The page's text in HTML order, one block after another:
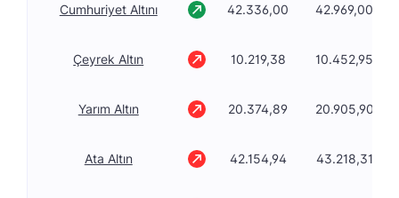
Cumhuriyet Altını 42.336,00 42.969,00
Çeyrek Altın 10.219,38 10.452,95
Yarım Altın 20.374,89 20.905,90
Ata Altın 42.154,94 43.218,31